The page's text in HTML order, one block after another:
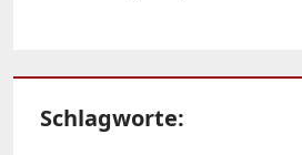
Schlagworte: